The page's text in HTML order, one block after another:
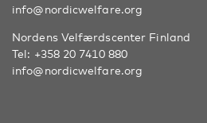
info@nordicwelfare.org
Nordens Velfærdscenter Finland
Tel: +358 20 7410 880
info@nordicwelfare.org